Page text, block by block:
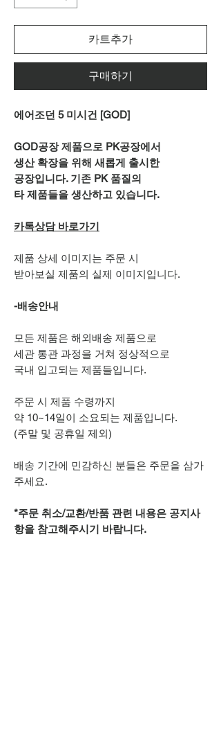
카트추가
구매하기
에어조던 5 미시건 [GOD]
GOD공장 제품으로 PK공장에서
생산 확장을 위해 새롭게 출시한
공장입니다. 기존 PK 품질의
타 제품들을 생산하고 있습니다.
카톡상담 바로가기
제품 상세 이미지는 주문 시
받아보실 제품의 실제 이미지입니다.
-배송안내
모든 제품은 해외배송 제품으로
세관 통관 과정을 거쳐 정상적으로
국내 입고되는 제품들입니다.
주문 시 제품 수령까지
약 10~14일이 소요되는 제품입니다.
(주말 및 공휴일 제외)
배송 기간에 민감하신 분들은 주문을 삼가
주세요.
*주문 취소/교환/반품 관련 내용은 공지사
항을 참고해주시기 바랍니다.